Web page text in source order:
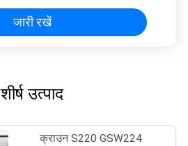
जारी रखें
शीर्ष उत्पाद
क्राउन S220 GSW224